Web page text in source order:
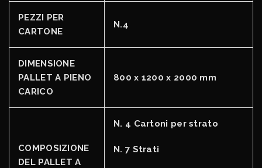
PEZZI PER
CARTONE
N.4
DIMENSIONE
PALLET A PIENO
CARICO
800 x 1200 x 2000 mm
COMPOSIZIONE
DEL PALLET A
N. 4 Cartoni per strato
N. 7 Strati